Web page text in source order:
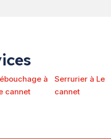
à
cannet
Serrurier à Le
cannet